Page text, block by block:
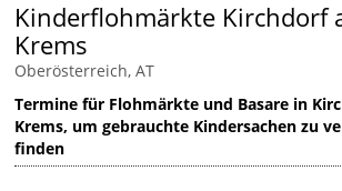
Kinderflohmärkte Kirchdorf
Krems
Oberösterreich, AT
Termine für Flohmärkte und Basare in
Krems, um gebrauchte Kindersachen zu
finden